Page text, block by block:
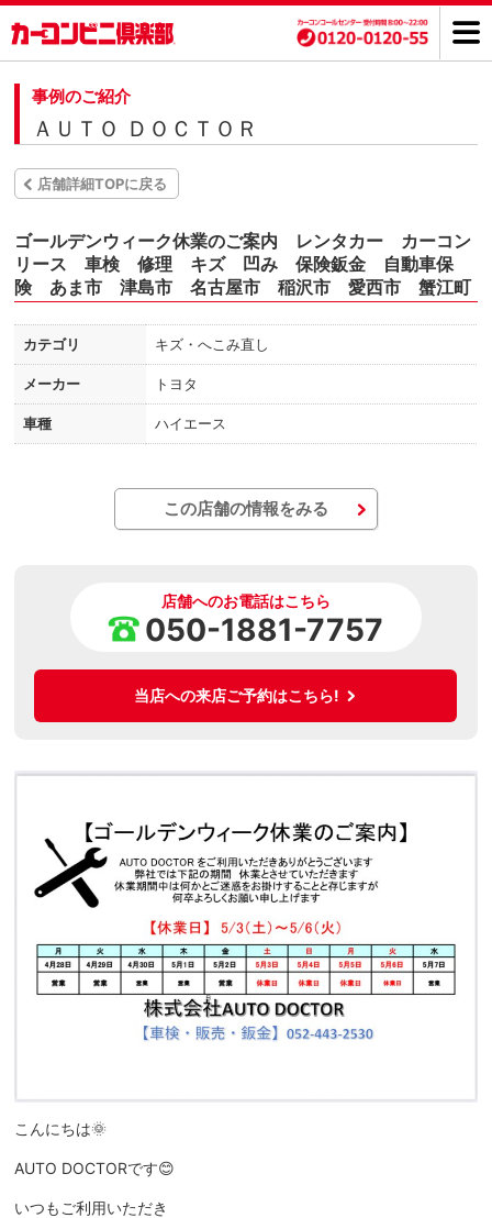
事例のご紹介
ＡＵＴＯ ＤＯＣＴＯＲ
店舗詳細TOPに戻る
ゴールデンウィーク休業のご案内 レンタカー カーコン
リース 車検 修理 キズ 凹み 保険鈑金 自動車保
険 あま市 津島市 名古屋市 稲沢市 愛西市 蟹江町
カテゴリ キズ・へこみ直し
メーカー トヨタ
車種 ハイエース
この店舗の情報をみる
店舗へのお電話はこちら
050-1881-7757
当店への来店ご予約はこちら!
こんにちは🌞
AUTO DOCTORです😊
いつもご利用いただき